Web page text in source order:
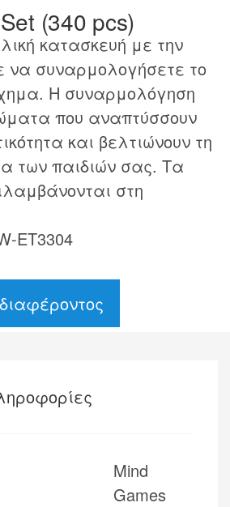
(340 pcs)
κατασκευή με την
να συναρμολογήσετε το
Η συναρμολόγηση
που αναπτύσσουν
και βελτιώνουν τη
των παιδιών σας. Τα
στη
ET3304
Mind
Games